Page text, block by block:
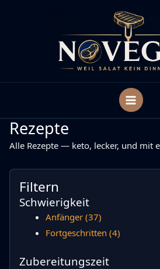
Rezepte
Alle Rezepte — keto, lecker, und mit
Filtern
Schwierigkeit
Anfänger (37)
Fortgeschritten (4)
Zubereitungszeit